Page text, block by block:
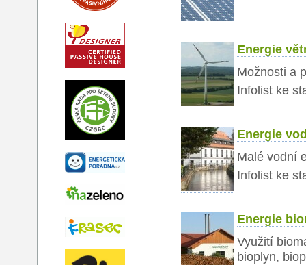
Energie
Možnosti a
Infolist ke
Energie
Malé vodní
Infolist ke
Energie
Využití
bioplyn,